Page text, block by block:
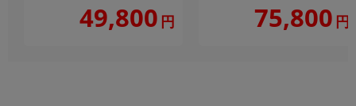
49,800 円 75,800 円